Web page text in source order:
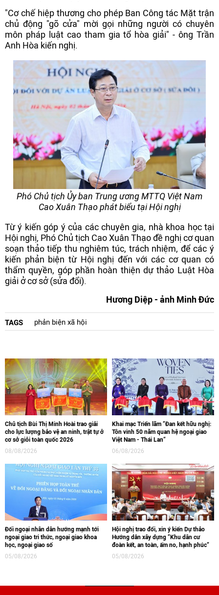
"Cơ chế hiệp thương cho phép Ban Công tác Mặt trận
chủ động "gõ cửa" mời gọi những người có chuyên
môn pháp luật cao tham gia tổ hòa giải" - ông Trần
Anh Hòa kiến nghị.
Phó Chủ tịch Ủy ban Trung ương MTTQ Việt Nam
Cao Xuân Thạo phát biểu tại Hội nghị
Từ ý kiến góp ý của các chuyên gia, nhà khoa học tại
Hội nghị, Phó Chủ tịch Cao Xuân Thạo đề nghị cơ quan
soạn thảo tiếp thu nghiêm túc, trách nhiệm, để các ý
kiến phản biện từ Hội nghị đến với các cơ quan có
thẩm quyền, góp phần hoàn thiện dự thảo Luật Hòa
giải ở cơ sở (sửa đổi).
Hương Diệp - ảnh Minh Đức
TAGS phản biện xã hội
Chủ tịch Bùi Thị Minh Hoài trao giải
cho lực lượng bảo vệ an ninh, trật tự ở
cơ sở giỏi toàn quốc 2026
08/08/2026
Khai mạc Triển lãm “Đan kết hữu nghị:
Tôn vinh 50 năm quan hệ ngoại giao
Việt Nam - Thái Lan“
06/08/2026
Đối ngoại nhân dân hướng mạnh tới
ngoại giao tri thức, ngoại giao khoa
học, ngoại giao số
05/08/2026
Hội nghị trao đổi, xin ý kiến Dự thảo
Hướng dẫn xây dựng “Khu dân cư
đoàn kết, an toàn, ấm no, hạnh phúc“
05/08/2026